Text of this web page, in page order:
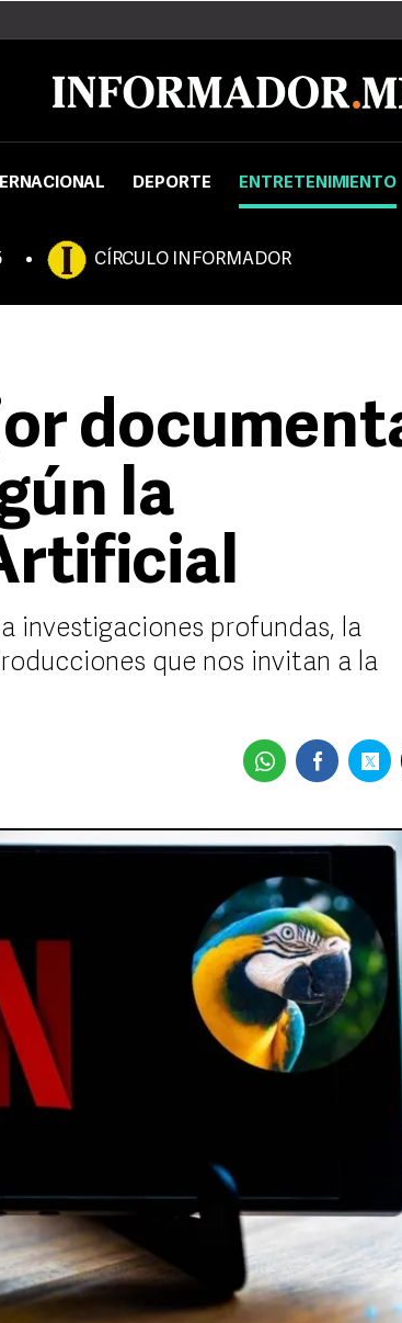
DEPORTE ENTRETENIMIENTO
CÍRCULO INFORMADOR
la
investigaciones profundas, la
que nos invitan a la